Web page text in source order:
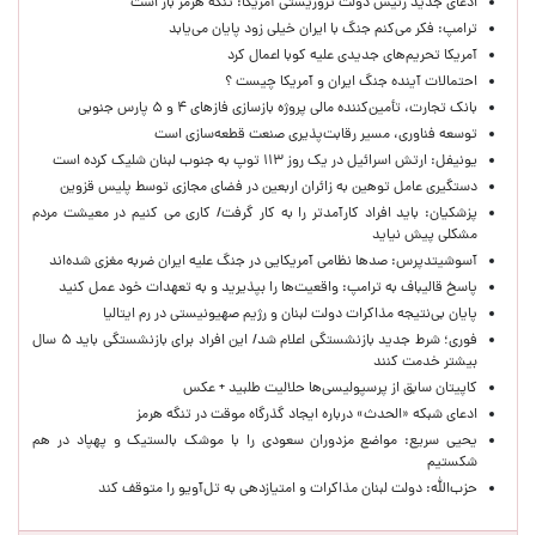
ترامپ: فکر می‌کنم جنگ با ایران خیلی زود پایان می‌یابد
آمریکا تحریم‌های جدیدی علیه کوبا اعمال کرد
احتمالات آینده جنگ ایران و آمریکا چیست ؟
بانک تجارت، تأمین‌کننده مالی پروژه بازسازی فازهای ۴ و ۵ پارس جنوبی
توسعه فناوری، مسیر رقابت‌پذیری صنعت قطعه‌سازی است
یونیفل: ارتش اسرائیل در یک روز ۱۱۳ توپ به جنوب لبنان شلیک کرده است
دستگیری عامل توهین به زائران اربعین در فضای مجازی توسط پلیس قزوین
پزشکیان: باید افراد کارآمدتر را به کار گرفت/ کاری می کنیم در معیشت مردم
مشکلی پیش نیاید
آسوشیتدپرس: صدها نظامی آمریکایی در جنگ علیه ایران ضربه مغزی شده‌اند
پاسخ قالیباف به ترامپ: واقعیت‌ها را بپذیرید و به تعهدات خود عمل کنید
پایان بی‌نتیجه مذاکرات دولت لبنان و رژیم صهیونیستی در رم ایتالیا
فوری؛ شرط جدید بازنشستگی اعلام شد/ این افراد برای بازنشستگی باید ۵ سال
بیشتر خدمت کنند
کاپیتان سابق از پرسپولیسی‌ها حلالیت طلبید + عکس
ادعای شبکه «الحدث» درباره ایجاد گذرگاه موقت در تنگه هرمز
یحیی سریع: مواضع مزدوران سعودی را با موشک بالستیک و پهپاد در هم
شکستیم
حزب‌الله: دولت لبنان مذاکرات و امتیازدهی به تل‌آویو را متوقف کند